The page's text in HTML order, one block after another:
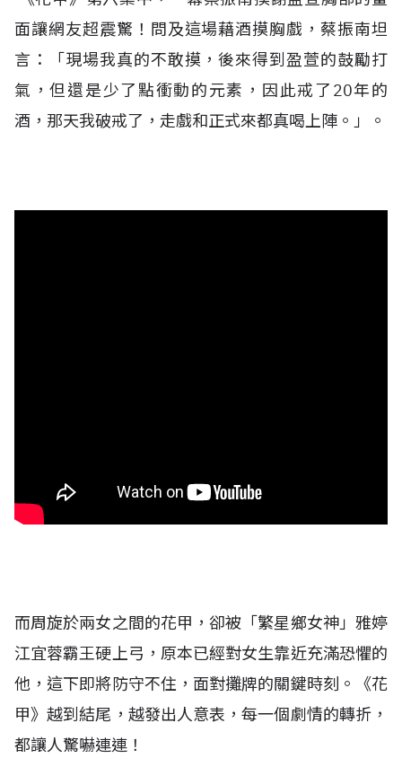
面讓網友超震驚！問及這場藉酒摸胸戲，蔡振南坦
言：「現場我真的不敢摸，後來得到盈萱的鼓勵打
氣，但還是少了點衝動的元素，因此戒了20年的
酒，那天我破戒了，走戲和正式來都真喝上陣。」。
而周旋於兩女之間的花甲，卻被「繁星鄉女神」雅婷
江宜蓉霸王硬上弓，原本已經對女生靠近充滿恐懼的
他，這下即將防守不住，面對攤牌的關鍵時刻。《花
甲》越到結尾，越發出人意表，每一個劇情的轉折，
都讓人驚嚇連連！